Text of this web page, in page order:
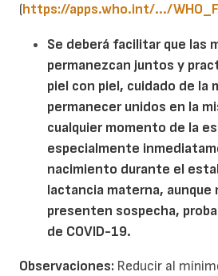
(https://apps.who.int/.../
Se deberá facilitar que las
permanezcanjuntos y
piel con piel, cuidado de la
permanecer unidos en la
cualquier momento de la
especialmente
nacimiento durante el
lactancia materna, aunque
presenten sospecha,
de COVID-19.
Observaciones: Reducir al